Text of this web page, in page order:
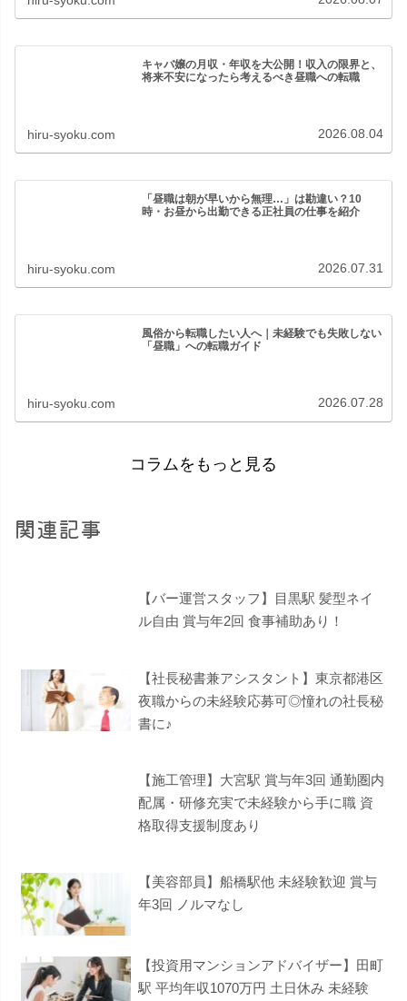
キャバ嬢の月収・年収を大公開！収入の限界と、
将来不安になったら考えるべき昼職への転職
hiru-syoku.com 2026.08.04
「昼職は朝が早いから無理…」は勘違い？10
時・お昼から出勤できる正社員の仕事を紹介
hiru-syoku.com 2026.07.31
風俗から転職したい人へ｜未経験でも失敗しない
「昼職」への転職ガイド
hiru-syoku.com 2026.07.28
コラムをもっと見る
関連記事
【バー運営スタッフ】目黒駅 髪型ネイ
ル自由 賞与年2回 食事補助あり！
【社長秘書兼アシスタント】東京都港区
夜職からの未経験応募可◎憧れの社長秘
書に♪
【施工管理】大宮駅 賞与年3回 通勤圏内
配属・研修充実で未経験から手に職 資
格取得支援制度あり
【美容部員】船橋駅他 未経験歓迎 賞与
年3回 ノルマなし
【投資用マンションアドバイザー】田町
駅 平均年収1070万円 土日休み 未経験